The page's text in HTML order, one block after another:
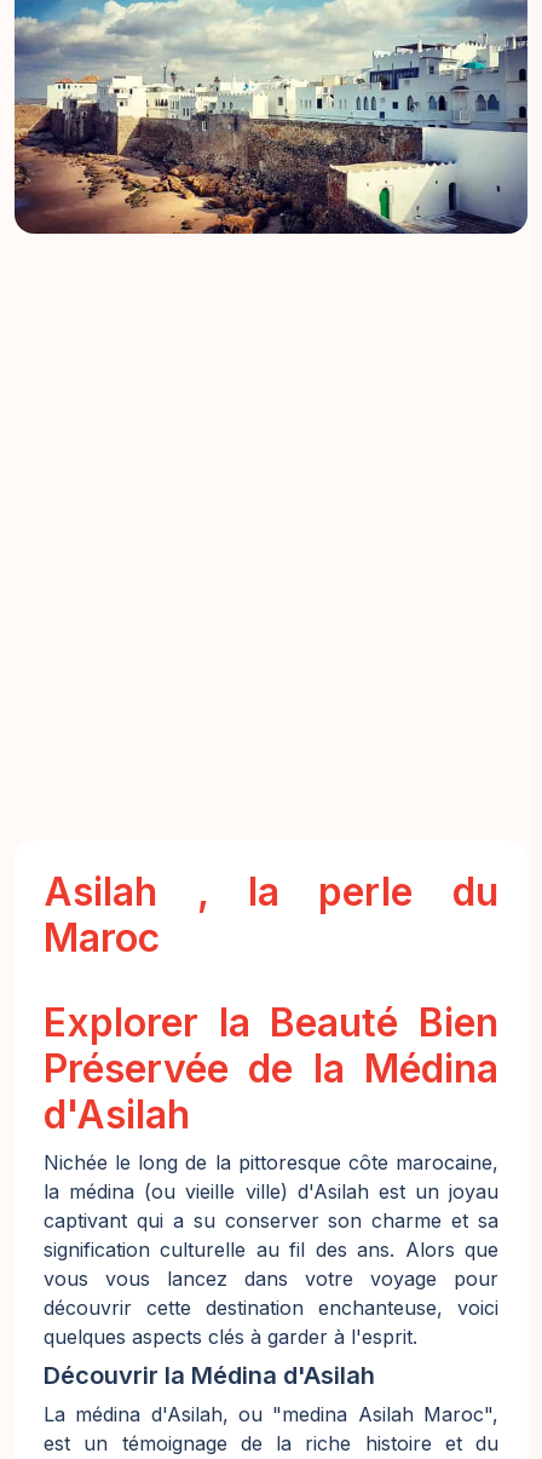
Asilah , la perle du
Maroc
Explorer la Beauté Bien
Préservée de la Médina
d'Asilah
Nichée le long de la pittoresque côte marocaine,
la médina (ou vieille ville) d'Asilah est un joyau
captivant qui a su conserver son charme et sa
signification culturelle au fil des ans. Alors que
vous vous lancez dans votre voyage pour
découvrir cette destination enchanteuse, voici
quelques aspects clés à garder à l'esprit.
Découvrir la Médina d'Asilah
La médina d'Asilah, ou "medina Asilah Maroc",
est un témoignage de la riche histoire et du